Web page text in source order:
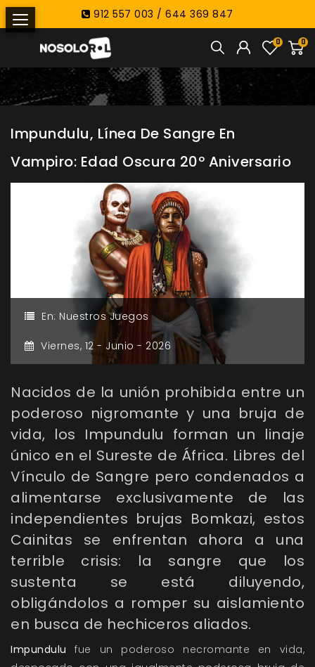
912 557 003 / 644 369 847
0
0
Impundulu, Línea De Sangre En
Vampiro: Edad Oscura 20º Aniversario
En: Nuestros Juegos
Viernes, 12 - Junio - 2026
Nacidos de la unión prohibida entre un
poderoso nigromante y una bruja de
vida, los Impundulu forman un linaje
único en el Sureste de África. Libres del
Vínculo de Sangre pero condenados a
alimentarse exclusivamente de las
independientes brujas Bomkazi, estos
Cainitas se enfrentan ahora a una
terrible crisis: la sangre que los
sustenta se está diluyendo,
obligándolos a romper su aislamiento
en busca de hechiceros aliados.
Impundulu fue un poderoso necromante en vida,